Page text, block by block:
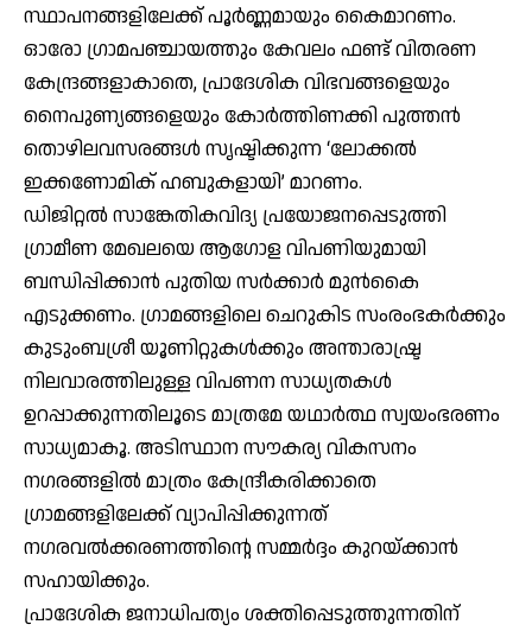
സ്ഥാപനങ്ങളിലേക്ക് പൂർണ്ണമായും കൈമാറണം.
ഓരോ ഗ്രാമപഞ്ചായത്തും കേവലം ഫണ്ട് വിതരണ
കേന്ദ്രങ്ങളാകാതെ, പ്രാദേശിക വിഭവങ്ങളെയും
നൈപുണ്യങ്ങളെയും കോർത്തിണക്കി പുത്തൻ
തൊഴിലവസരങ്ങൾ സൃഷ്ടിക്കുന്ന ‘ലോക്കൽ
ഇക്കണോമിക് ഹബുകളായി’ മാറണം.
ഡിജിറ്റൽ സാങ്കേതികവിദ്യ പ്രയോജനപ്പെടുത്തി
ഗ്രാമീണ മേഖലയെ ആഗോള വിപണിയുമായി
ബന്ധിപ്പിക്കാൻ പുതിയ സർക്കാർ മുൻകൈ
എടുക്കണം. ഗ്രാമങ്ങളിലെ ചെറുകിട സംരംഭകർക്കും
കുടുംബശ്രീ യൂണിറ്റുകൾക്കും അന്താരാഷ്ട്ര
നിലവാരത്തിലുള്ള വിപണന സാധ്യതകൾ
ഉറപ്പാക്കുന്നതിലൂടെ മാത്രമേ യഥാർത്ഥ സ്വയംഭരണം
സാധ്യമാകൂ. അടിസ്ഥാന സൗകര്യ വികസനം
നഗരങ്ങളിൽ മാത്രം കേന്ദ്രീകരിക്കാതെ
ഗ്രാമങ്ങളിലേക്ക് വ്യാപിപ്പിക്കുന്നത്
നഗരവൽക്കരണത്തിന്റെ സമ്മർദ്ദം കുറയ്ക്കാൻ
സഹായിക്കും.
പ്രാദേശിക ജനാധിപത്യം ശക്തിപ്പെടുത്തുന്നതിന്